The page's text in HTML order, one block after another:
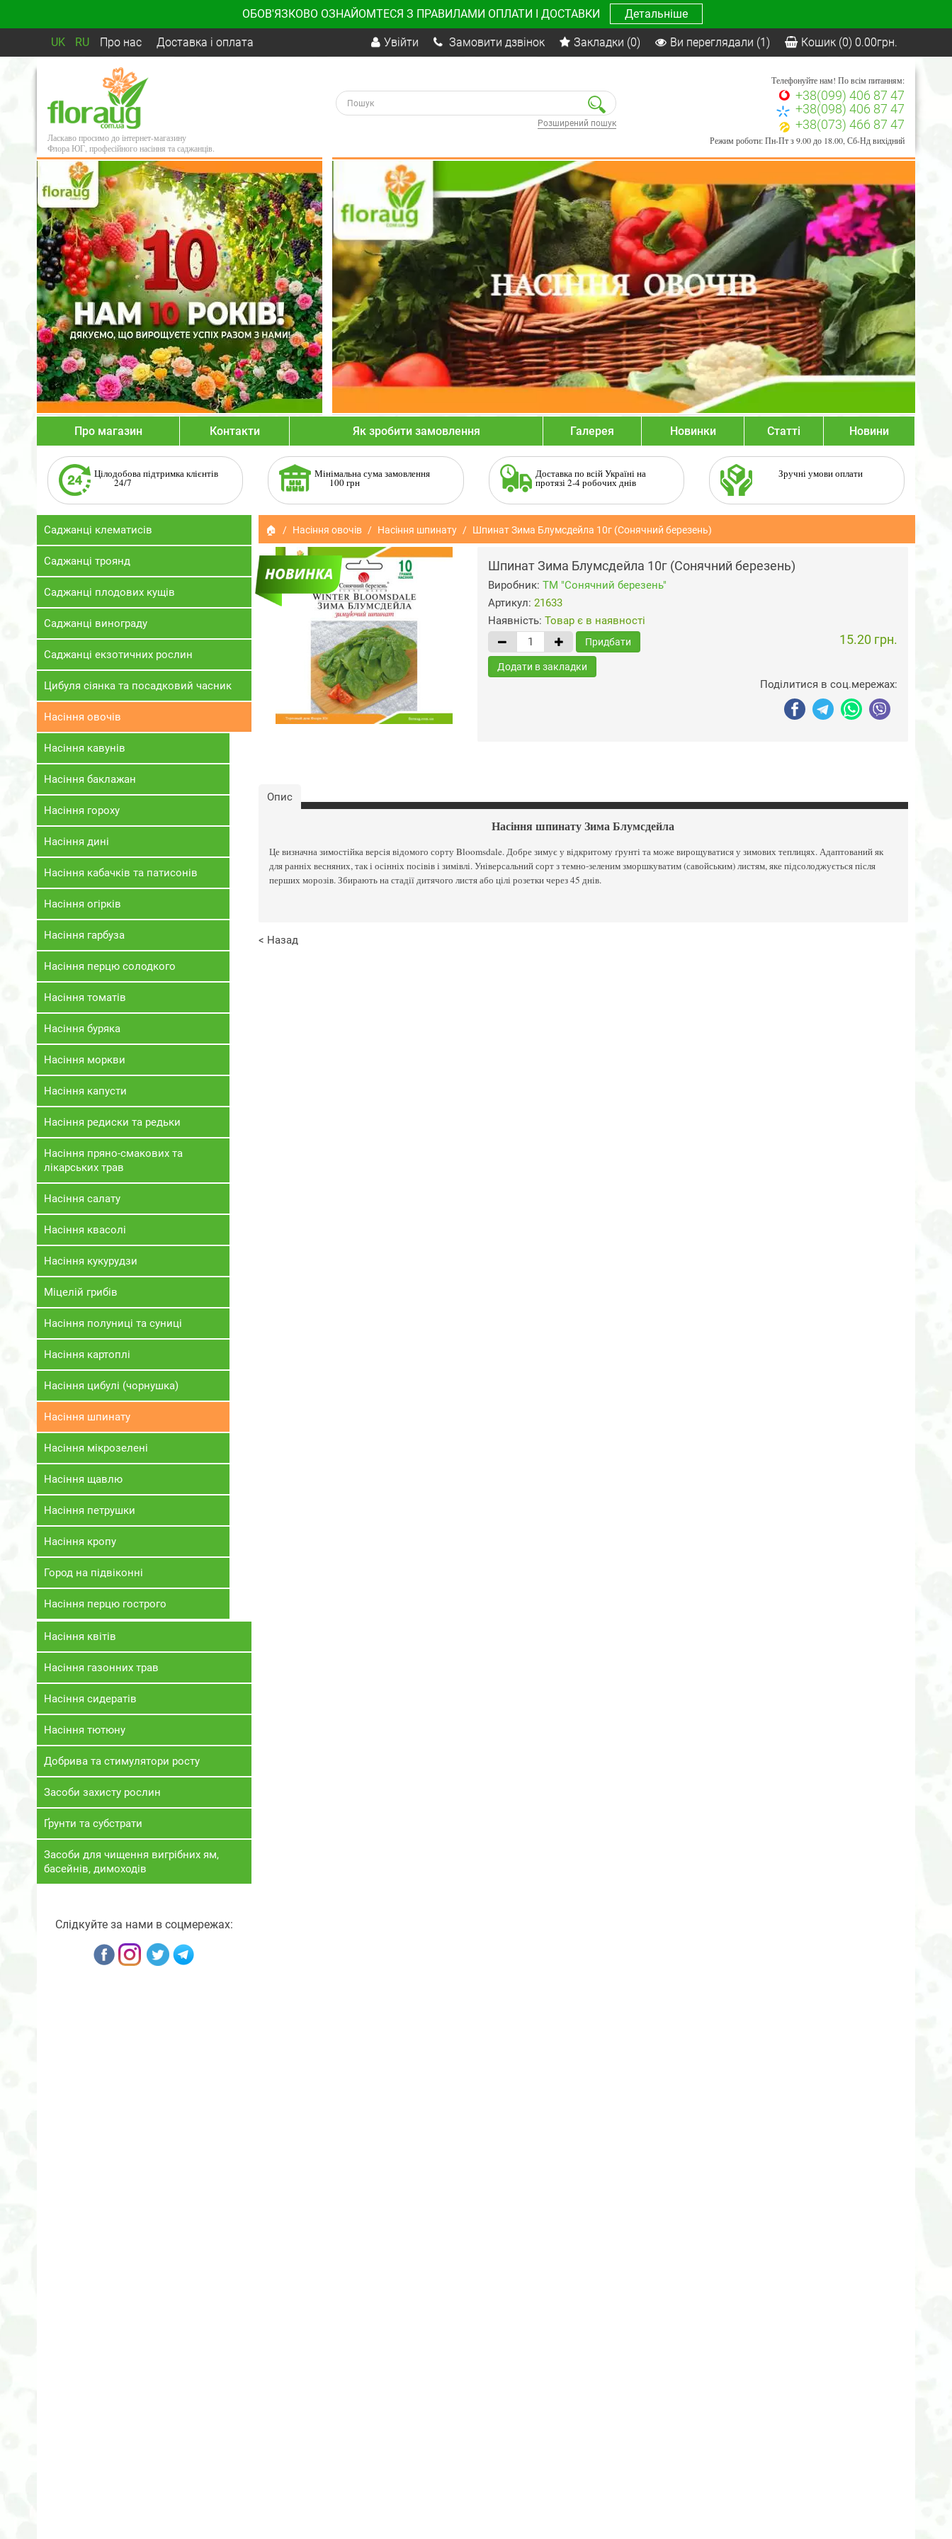
ОБОВ'ЯЗКОВО ОЗНАЙОМТЕСЯ З ПРАВИЛАМИ ОПЛАТИ І ДОСТАВКИ Детальніше
UK RU Про нас Доставка і оплата Увійти Замовити дзвінок Закладки (0) Ви переглядали (1) Кошик (0) 0.00грн.
Ласкаво просимо до інтернет-магазину
Флора ЮГ, професійного насіння та саджанців.
Розширений пошук
Телефонуйте нам! По всім питанням:
+38(099) 406 87 47
+38(098) 406 87 47
+38(073) 466 87 47
Режим роботи: Пн-Пт з 9.00 до 18.00, Сб-Нд вихідний
Про магазин Контакти Як зробити замовлення Галерея Новинки Статті Новини
Цілодобова підтримка клієнтів
24/7
Мінімальна сума замовлення
100 грн
Доставка по всій Україні на
протязі 2-4 робочих днів
Зручні умови оплати
Саджанці клематисів
Саджанці троянд
Саджанці плодових кущів
Саджанці винограду
Саджанці екзотичних рослин
Цибуля сіянка та посадковий часник
Насіння овочів
Насіння кавунів
Насіння баклажан
Насіння гороху
Насіння дині
Насіння кабачків та патисонів
Насіння огірків
Насіння гарбуза
Насіння перцю солодкого
Насіння томатів
Насіння буряка
Насіння моркви
Насіння капусти
Насіння редиски та редьки
Насіння пряно-смакових та
лікарських трав
Насіння салату
Насіння квасолі
Насіння кукурудзи
Міцелій грибів
Насіння полуниці та суниці
Насіння картоплі
Насіння цибулі (чорнушка)
Насіння шпинату
Насіння мікрозелені
Насіння щавлю
Насіння петрушки
Насіння кропу
Город на підвіконні
Насіння перцю гострого
Насіння квітів
Насіння газонних трав
Насіння сидератів
Насіння тютюну
Добрива та стимулятори росту
Засоби захисту рослин
Ґрунти та субстрати
Засоби для чищення вигрібних ям,
басейнів, димоходів
Слідкуйте за нами в соцмережах:
🏠 Насіння овочів Насіння шпинату Шпинат Зима Блумсдейла 10г (Сонячний березень)
Шпинат Зима Блумсдейла 10г (Сонячний березень)
Виробник: ТМ "Сонячний березень"
Артикул: 21633
Наявність: Товар є в наявності
Придбати 15.20 грн.
Додати в закладки
Поділитися в соц.мережах:
Опис
Насіння шпинату Зима Блумсдейла
Це визначна зимостійка версія відомого сорту Bloomsdale. Добре зимує у відкритому ґрунті та може вирощуватися у зимових теплицях. Адаптований як
для ранніх весняних, так і осінніх посівів і зимівлі. Універсальний сорт з темно-зеленим зморшкуватим (савойським) листям, яке підсолоджується після
перших морозів. Збирають на стадії дитячого листя або цілі розетки через 45 днів.
< Назад